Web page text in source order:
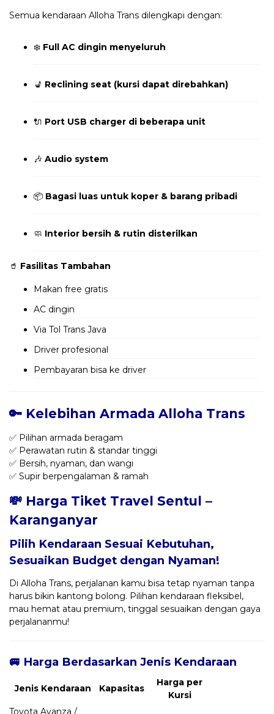
Semua kendaraan Alloha Trans dilengkapi dengan:
❄️ Full AC dingin menyeluruh
💺 Reclining seat (kursi dapat direbahkan)
🔌 Port USB charger di beberapa unit
🎶 Audio system
📦 Bagasi luas untuk koper & barang pribadi
🧼 Interior bersih & rutin disterilkan
🥤 Fasilitas Tambahan
Makan free gratis
AC dingin
Via Tol Trans Java
Driver profesional
Pembayaran bisa ke driver
🔑 Kelebihan Armada Alloha Trans
✅ Pilihan armada beragam
✅ Perawatan rutin & standar tinggi
✅ Bersih, nyaman, dan wangi
✅ Supir berpengalaman & ramah
💸 Harga Tiket Travel Sentul –
Karanganyar
Pilih Kendaraan Sesuai Kebutuhan,
Sesuaikan Budget dengan Nyaman!
Di Alloha Trans, perjalanan kamu bisa tetap nyaman tanpa
harus bikin kantong bolong. Pilihan kendaraan fleksibel,
mau hemat atau premium, tinggal sesuaikan dengan gaya
perjalananmu!
🚐 Harga Berdasarkan Jenis Kendaraan
Jenis Kendaraan Kapasitas
Harga per
Kursi
Toyota Avanza /